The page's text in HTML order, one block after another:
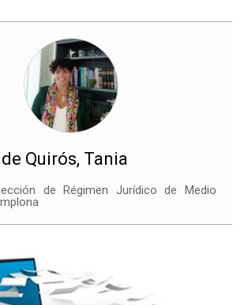
Quirós, Tania
de Régimen Jurídico de Medio